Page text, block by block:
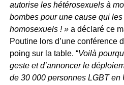
autorise les hétérosexuels à
bombes pour une cause qui
homosexuels ! » a déclaré ce
Poutine lors d’une conférence
poing sur la table. “Voilà
geste et d’annoncer le
de 30 000 personnes LGBT en